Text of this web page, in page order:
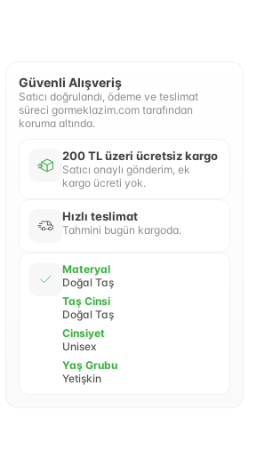
Güvenli Alışveriş
Satıcı doğrulandı, ödeme ve teslimat
süreci gormeklazim.com tarafından
koruma altında.
200 TL üzeri ücretsiz kargo
Satıcı onaylı gönderim, ek
kargo ücreti yok.
Hızlı teslimat
Tahmini bugün kargoda.
Materyal
Doğal Taş
Taş Cinsi
Doğal Taş
Cinsiyet
Unisex
Yaş Grubu
Yetişkin